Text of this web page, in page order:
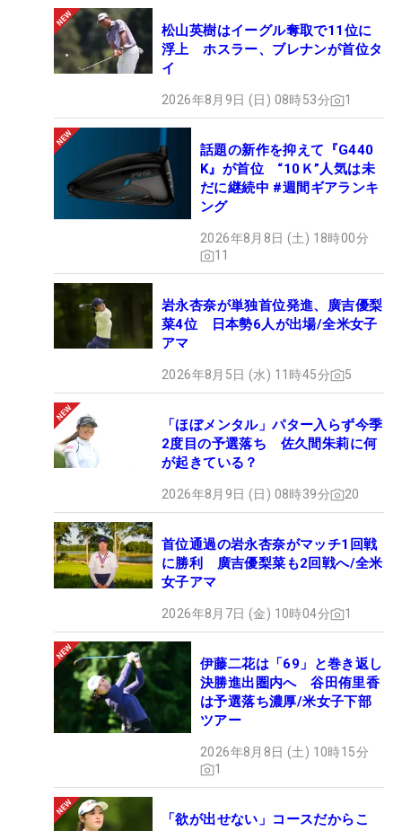
松山英樹はイーグル奪取で11位に
浮上 ホスラー、ブレナンが首位タ
イ
2026年8月9日 (日) 08時53分 1
話題の新作を抑えて『G440
K』が首位 “10Ｋ”人気は未
だに継続中 #週間ギアランキ
ング
2026年8月8日 (土) 18時00分
11
岩永杏奈が単独首位発進、廣吉優梨
菜4位 日本勢6人が出場/全米女子
アマ
2026年8月5日 (水) 11時45分 5
「ほぼメンタル」パター入らず今季
2度目の予選落ち 佐久間朱莉に何
が起きている？
2026年8月9日 (日) 08時39分 20
首位通過の岩永杏奈がマッチ1回戦
に勝利 廣吉優梨菜も2回戦へ/全米
女子アマ
2026年8月7日 (金) 10時04分 1
伊藤二花は「69」と巻き返し
決勝進出圏内へ 谷田侑里香
は予選落ち濃厚/米女子下部
ツアー
2026年8月8日 (土) 10時15分
1
「欲が出せない」コースだからこ